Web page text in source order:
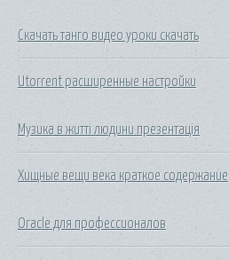
Скачать танго видео уроки скачать
Utorrent расширенные настройки
Музика в житті людини презентація
Хищные вещи века краткое содержание
Oracle для профессионалов